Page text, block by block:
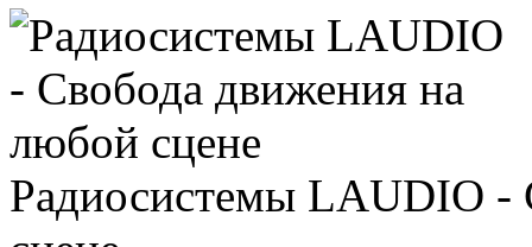
Радиосистемы LAUDIO -